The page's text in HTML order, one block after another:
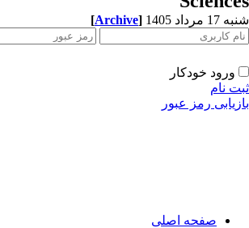
مرداد 1405 [Archive]
ورود خودکار
نام
رمز عبور
صفحه اصلی